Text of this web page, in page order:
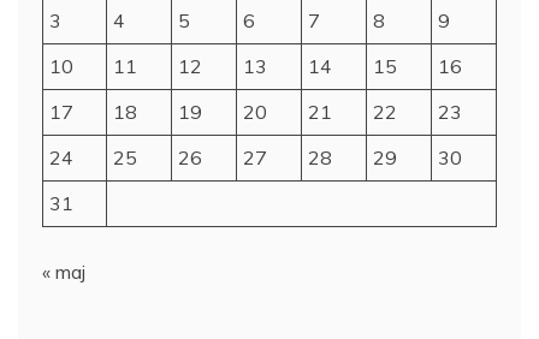
3
4 5 6 7 8
9
10
11 12 13 14 15
16
17
18 19 20 21 22
23
24
25 26 27 28 29
30
31
« maj